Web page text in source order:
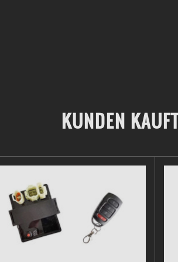
? Ist da ein Am6 Flansch dabei
guter Auspuff geiler reso und von der
vergaser,Airsal Sportkurbelwelle,und
David Mitter
geiler Auspuff! Leistung kann man mit
KUNDEN